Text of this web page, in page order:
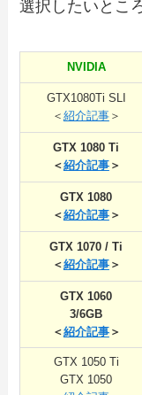
選択したいとこ
NVIDIA
GTX1080Ti SLI
＜ 紹介記事＞
GTX 1080 Ti
＜紹介記事＞
GTX 1080
＜紹介記事＞
GTX 1070 / Ti
＜紹介記事＞
GTX 1060
3/6GB
＜紹介記事＞
GTX 1050 Ti
GTX 1050